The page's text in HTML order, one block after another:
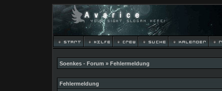
Soenkes - Forum » Fehlermeldung
Fehlermeldung